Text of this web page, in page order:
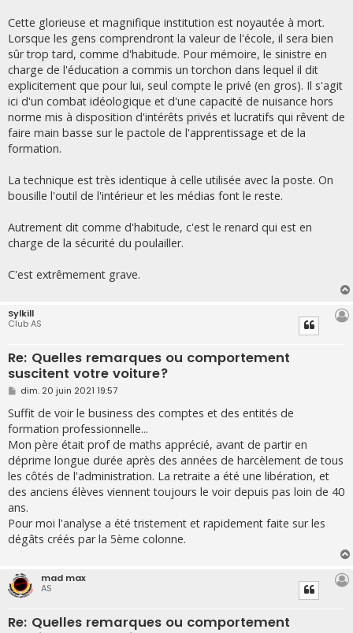
Cette glorieuse et magnifique institution est noyautée à mort.
Lorsque les gens comprendront la valeur de l'école, il sera bien
sûr trop tard, comme d'habitude. Pour mémoire, le sinistre en
charge de l'éducation a commis un torchon dans lequel il dit
explicitement que pour lui, seul compte le privé (en gros). Il s'agit
ici d'un combat idéologique et d'une capacité de nuisance hors
norme mis à disposition d'intérêts privés et lucratifs qui rêvent de
faire main basse sur le pactole de l'apprentissage et de la
formation.
La technique est très identique à celle utilisée avec la poste. On
bousille l'outil de l'intérieur et les médias font le reste.
Autrement dit comme d'habitude, c'est le renard qui est en
charge de la sécurité du poulailler.
C'est extrêmement grave.
Sylkill
Club AS
Re: Quelles remarques ou comportement
suscitent votre voiture?
M
s
s
a
g
e
dim. 20 juin 2021 19:57
Suffit de voir le business des comptes et des entités de
formation professionnelle...
Mon père était prof de maths apprécié, avant de partir en
déprime longue durée après des années de harcèlement de tous
les côtés de l'administration. La retraite a été une libération, et
des anciens élèves viennent toujours le voir depuis pas loin de 40
ans.
Pour moi l'analyse a été tristement et rapidement faite sur les
dégâts créés par la 5ème colonne.
mad max
AS
Re: Quelles remarques ou comportement